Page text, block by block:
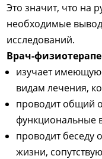
Это значит, что на
необходимые
исследований.
Врач-
изучает
видам лечения,
проводит общий
функциональные
проводит беседу
жизни,